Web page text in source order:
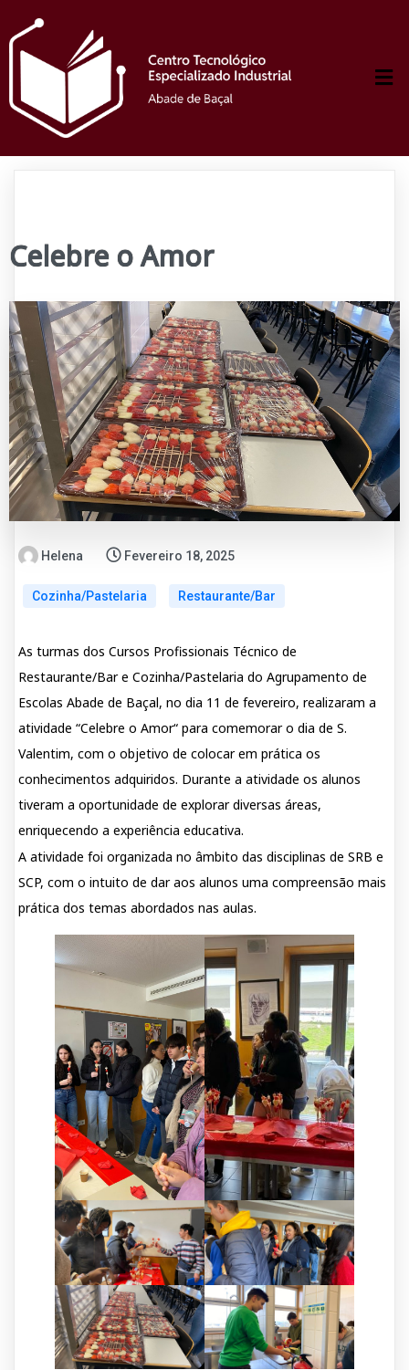
Celebre o Amor
Helena Fevereiro 18, 2025
Cozinha/Pastelaria Restaurante/Bar
As turmas dos Cursos Profissionais Técnico de
Restaurante/Bar e Cozinha/Pastelaria do Agrupamento de
Escolas Abade de Baçal, no dia 11 de fevereiro, realizaram a
atividade “Celebre o Amor“ para comemorar o dia de S.
Valentim, com o objetivo de colocar em prática os
conhecimentos adquiridos. Durante a atividade os alunos
tiveram a oportunidade de explorar diversas áreas,
enriquecendo a experiência educativa.
A atividade foi organizada no âmbito das disciplinas de SRB e
SCP, com o intuito de dar aos alunos uma compreensão mais
prática dos temas abordados nas aulas.